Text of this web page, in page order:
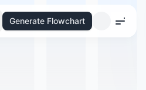
Generate Flowchart
Menu